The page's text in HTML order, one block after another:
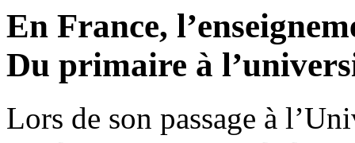
En France,
Du primaire à
Lors de son passage à